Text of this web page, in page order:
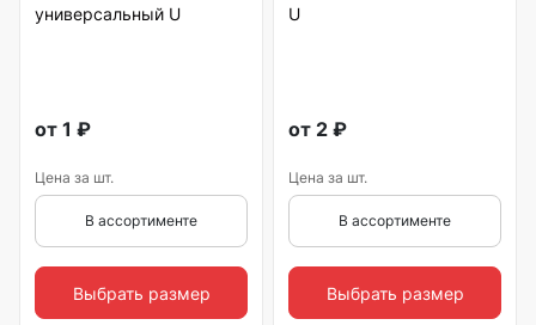
универсальный U
от 1 ₽
Цена за шт.
В ассортименте
Выбрать размер
U
от 2 ₽
Цена за шт.
В ассортименте
Выбрать размер